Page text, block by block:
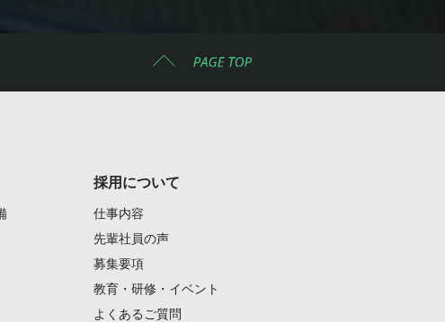
採用について
仕事内容
先輩社員の声
募集要項
教育・研修・イベント
よくあるご質問